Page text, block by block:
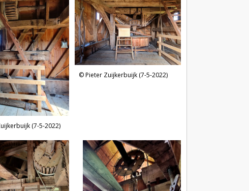
(7-5-2022)
Pieter Zuijkerbuijk (7-5-2022)